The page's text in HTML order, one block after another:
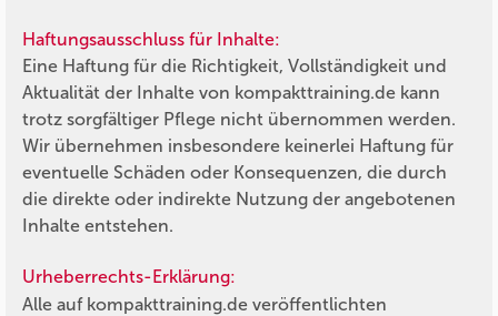
Haftungsausschluss für Inhalte:
Eine Haftung für die Richtigkeit, Vollständigkeit und
Aktualität der Inhalte von kompakttraining.de kann
trotz sorgfältiger Pflege nicht übernommen werden.
Wir übernehmen insbesondere keinerlei Haftung für
eventuelle Schäden oder Konsequenzen, die durch
die direkte oder indirekte Nutzung der angebotenen
Inhalte entstehen.
Urheberrechts-Erklärung:
Alle auf kompakttraining.de veröffentlichten